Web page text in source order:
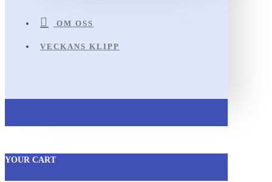
OM OSS
VECKANS KLIPP
YOUR CART